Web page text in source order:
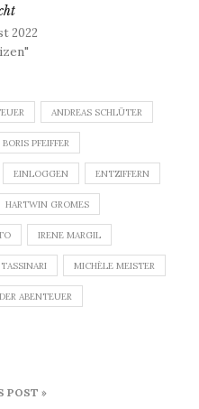
2022
ANDREAS SCHLÜTER
BORIS PFEIFFER
EINLOGGEN ENTZIFFERN
HARTWIN GROMES
IRENE MARGIL
MICHÈLE MEISTER
ABENTEUER
POST »